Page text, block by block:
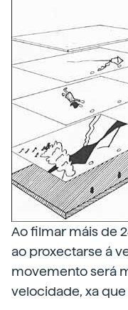
Ao filmar máis de
ao proxectarse á
movemento será
velocidade, xa